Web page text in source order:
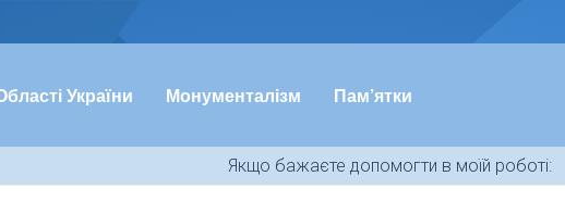
України Монументалізм Пам’ятки
Якщо бажаєте допомогти в моїй роботі: